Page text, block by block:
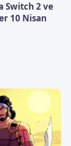
Switch 2 ve
10 Nisan